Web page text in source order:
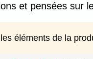
et pensées sur
éléments de la